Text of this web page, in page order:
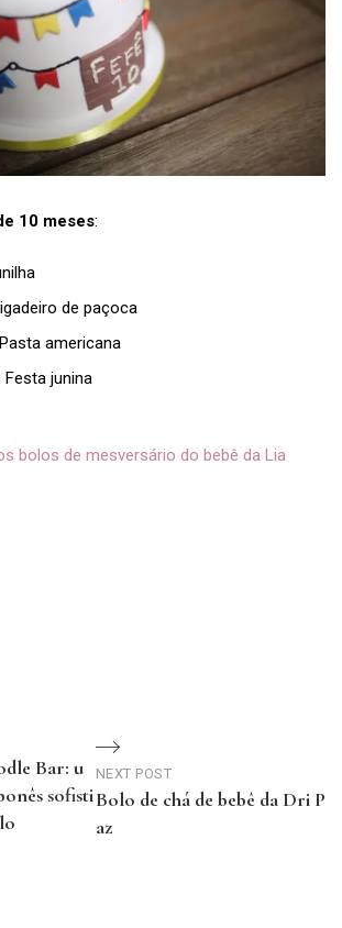
10 meses:
de paçoca
americana
junina
bolos de mesversário do bebê da Lia
Bar: u
sofisti
NEXT POST
Bolo de chá de bebê da Dri P
az